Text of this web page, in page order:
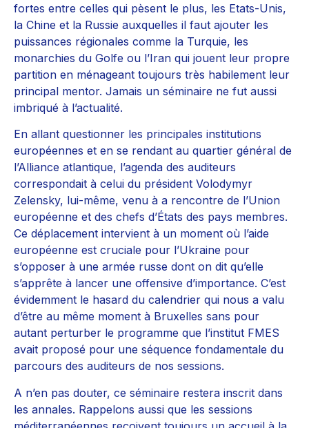
fortes entre celles qui pèsent le plus, les Etats-Unis,
la Chine et la Russie auxquelles il faut ajouter les
puissances régionales comme la Turquie, les
monarchies du Golfe ou l’Iran qui jouent leur propre
partition en ménageant toujours très habilement leur
principal mentor. Jamais un séminaire ne fut aussi
imbriqué à l’actualité.
En allant questionner les principales institutions
européennes et en se rendant au quartier général de
l’Alliance atlantique, l’agenda des auditeurs
correspondait à celui du président Volodymyr
Zelensky, lui-même, venu à a rencontre de l’Union
européenne et des chefs d’États des pays membres.
Ce déplacement intervient à un moment où l’aide
européenne est cruciale pour l’Ukraine pour
s’opposer à une armée russe dont on dit qu’elle
s’apprête à lancer une offensive d’importance. C’est
évidemment le hasard du calendrier qui nous a valu
d’être au même moment à Bruxelles sans pour
autant perturber le programme que l’institut FMES
avait proposé pour une séquence fondamentale du
parcours des auditeurs de nos sessions.
A n’en pas douter, ce séminaire restera inscrit dans
les annales. Rappelons aussi que les sessions